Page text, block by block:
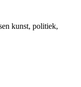
kunst, politiek,